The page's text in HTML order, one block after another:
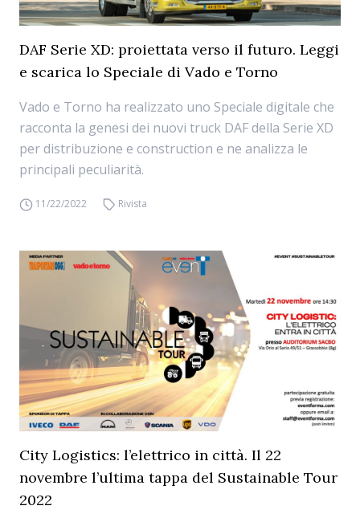
DAF Serie XD: proiettata verso il futuro. Leggi
e scarica lo Speciale di Vado e Torno
Vado e Torno ha realizzato uno Speciale digitale che
racconta la genesi dei nuovi truck DAF della Serie XD
per distribuzione e construction e ne analizza le
principali peculiarità.
11/22/2022 Rivista
City Logistics: l’elettrico in città. Il 22
novembre l’ultima tappa del Sustainable Tour
2022